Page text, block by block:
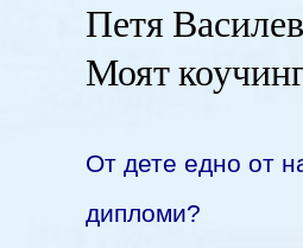
Петя
Моят
От дете едно от
дипломи?